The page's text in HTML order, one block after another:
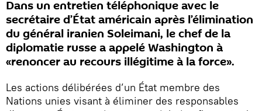
Dans un entretien téléphonique avec le
secrétaire d’État américain après l’élimination
du général iranien Soleimani, le chef de la
diplomatie russe a appelé Washington à
«renoncer au recours illégitime à la force».
Les actions délibérées d’un État membre des
Nations unies visant à éliminer des responsables